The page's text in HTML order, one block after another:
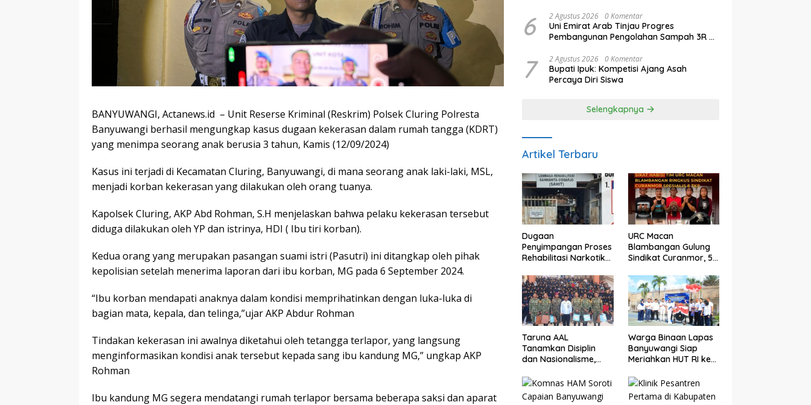
BANYUWANGI, Actanews.id – Unit Reserse Kriminal (Reskrim) Polsek Cluring Polresta
Banyuwangi berhasil mengungkap kasus dugaan kekerasan dalam rumah tangga (KDRT)
yang menimpa seorang anak berusia 3 tahun, Kamis (12/09/2024)
Kasus ini terjadi di Kecamatan Cluring, Banyuwangi, di mana seorang anak laki-laki, MSL,
menjadi korban kekerasan yang dilakukan oleh orang tuanya.
Kapolsek Cluring, AKP Abd Rohman, S.H menjelaskan bahwa pelaku kekerasan tersebut
diduga dilakukan oleh YP dan istrinya, HDI ( Ibu tiri korban).
Kedua orang yang merupakan pasangan suami istri (Pasutri) ini ditangkap oleh pihak
kepolisian setelah menerima laporan dari ibu korban, MG pada 6 September 2024.
“Ibu korban mendapati anaknya dalam kondisi memprihatinkan dengan luka-luka di
bagian mata, kepala, dan telinga,”ujar AKP Abdur Rohman
Tindakan kekerasan ini awalnya diketahui oleh tetangga terlapor, yang langsung
menginformasikan kondisi anak tersebut kepada sang ibu kandung MG,” ungkap AKP
Rohman
Ibu kandung MG segera mendatangi rumah terlapor bersama beberapa saksi dan aparat
6 2 Agustus 2026 0 Komentar
Uni Emirat Arab Tinjau Progres
Pembangunan Pengolahan Sampah 3R di
7 2 Agustus 2026 0 Komentar
Bupati Ipuk: Kompetisi Ajang Asah
Percaya Diri Siswa
Selengkapnya
Artikel Terbaru
Dugaan
Penyimpangan Proses
Rehabilitasi Narkotika
Biaya Rp25 Juta
Disebut Masuk
Rekening Pribadi
URC Macan
Blambangan Gulung
Sindikat Curanmor, 5
Terungkap Beraksi di
8 TKP Banyuwangi
Taruna AAL
Tanamkan Disiplin
dan Nasionalisme,
Bhakti di Banyuwangi
Resmi Ditutup
Warga Binaan Lapas
Banyuwangi Siap
Meriahkan HUT RI ke
Perlombaan